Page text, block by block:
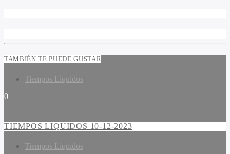
TAMBIÉN TE PUEDE GUSTAR
Tiempos Liquidos
0
TIEMPOS LIQUIDOS 10-12-2023
Tiempos Liquidos